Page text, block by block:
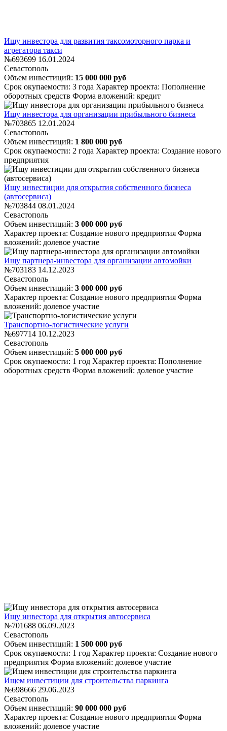
Ищу инвестора для развития таксомоторного парка и
агрегатора такси
№693699 16.01.2024
Севастополь
Объем инвестиций: 15 000 000 руб
Срок окупаемости: 3 года Характер проекта: Пополнение
оборотных средств Форма вложений: кредит
Ищу инвестора для организации прибыльного бизнеса
№703865 12.01.2024
Севастополь
Объем инвестиций: 1 800 000 руб
Срок окупаемости: 2 года Характер проекта: Создание нового
предприятия
Ищу инвестиции для открытия собственного бизнеса
(автосервиса)
№703844 08.01.2024
Севастополь
Объем инвестиций: 3 000 000 руб
Характер проекта: Создание нового предприятия Форма
вложений: долевое участие
Ищу партнера-инвестора для организации автомойки
№703183 14.12.2023
Севастополь
Объем инвестиций: 3 000 000 руб
Характер проекта: Создание нового предприятия Форма
вложений: долевое участие
Транспортно-логистические услуги
№697714 10.12.2023
Севастополь
Объем инвестиций: 5 000 000 руб
Срок окупаемости: 1 год Характер проекта: Пополнение
оборотных средств Форма вложений: долевое участие
Ищу инвестора для открытия автосервиса
№701688 06.09.2023
Севастополь
Объем инвестиций: 1 500 000 руб
Срок окупаемости: 1 год Характер проекта: Создание нового
предприятия Форма вложений: долевое участие
Ищем инвестиции для строительства паркинга
№698666 29.06.2023
Севастополь
Объем инвестиций: 90 000 000 руб
Характер проекта: Создание нового предприятия Форма
вложений: долевое участие